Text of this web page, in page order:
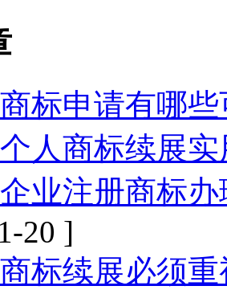
标申请有哪
人商标续展
业注册商标
20 ]
标续展必须